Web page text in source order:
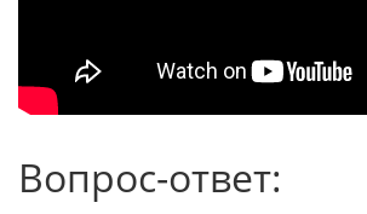
Вопрос-ответ: